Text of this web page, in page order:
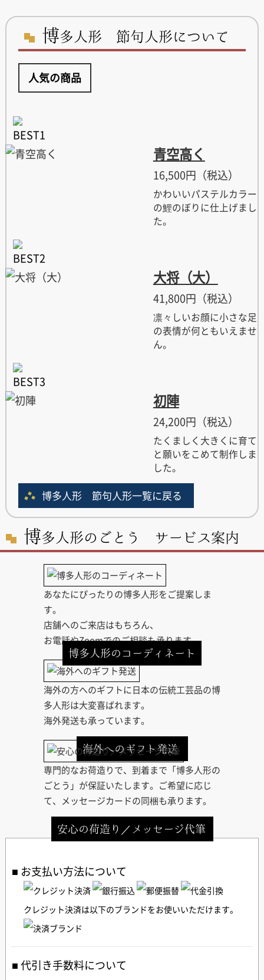
博多人形 節句人形について
人気の商品
青空高く
16,500円（税込）
かわいいパステルカラー
の鯉のぼりに仕上げまし
た。
大将（大）
41,800円（税込）
凛々しいお顔に小さな足
の表情が何ともいえませ
ん。
初陣
24,200円（税込）
たくましく大きくに育て
と願いをこめて制作しま
した。
博多人形 節句人形一覧に戻る
博多人形のごとう サービス案内
博多人形のコーディネート
あなたにぴったりの博多人形をご提案しま
す。
店舗へのご来店はもちろん、
お電話やZoomでのご相談も承ります。
海外へのギフト発送
海外の方へのギフトに日本の伝統工芸品の博
多人形は大変喜ばれます。
海外発送も承っています。
安心の荷造り／メッセージ代筆
専門的なお荷造りで、到着まで「博多人形の
ごとう」が保証いたします。ご希望に応じ
て、メッセージカードの同梱も承ります。
お支払い方法について
クレジット決済は以下のブランドをお使いいただけます。
代引き手数料について